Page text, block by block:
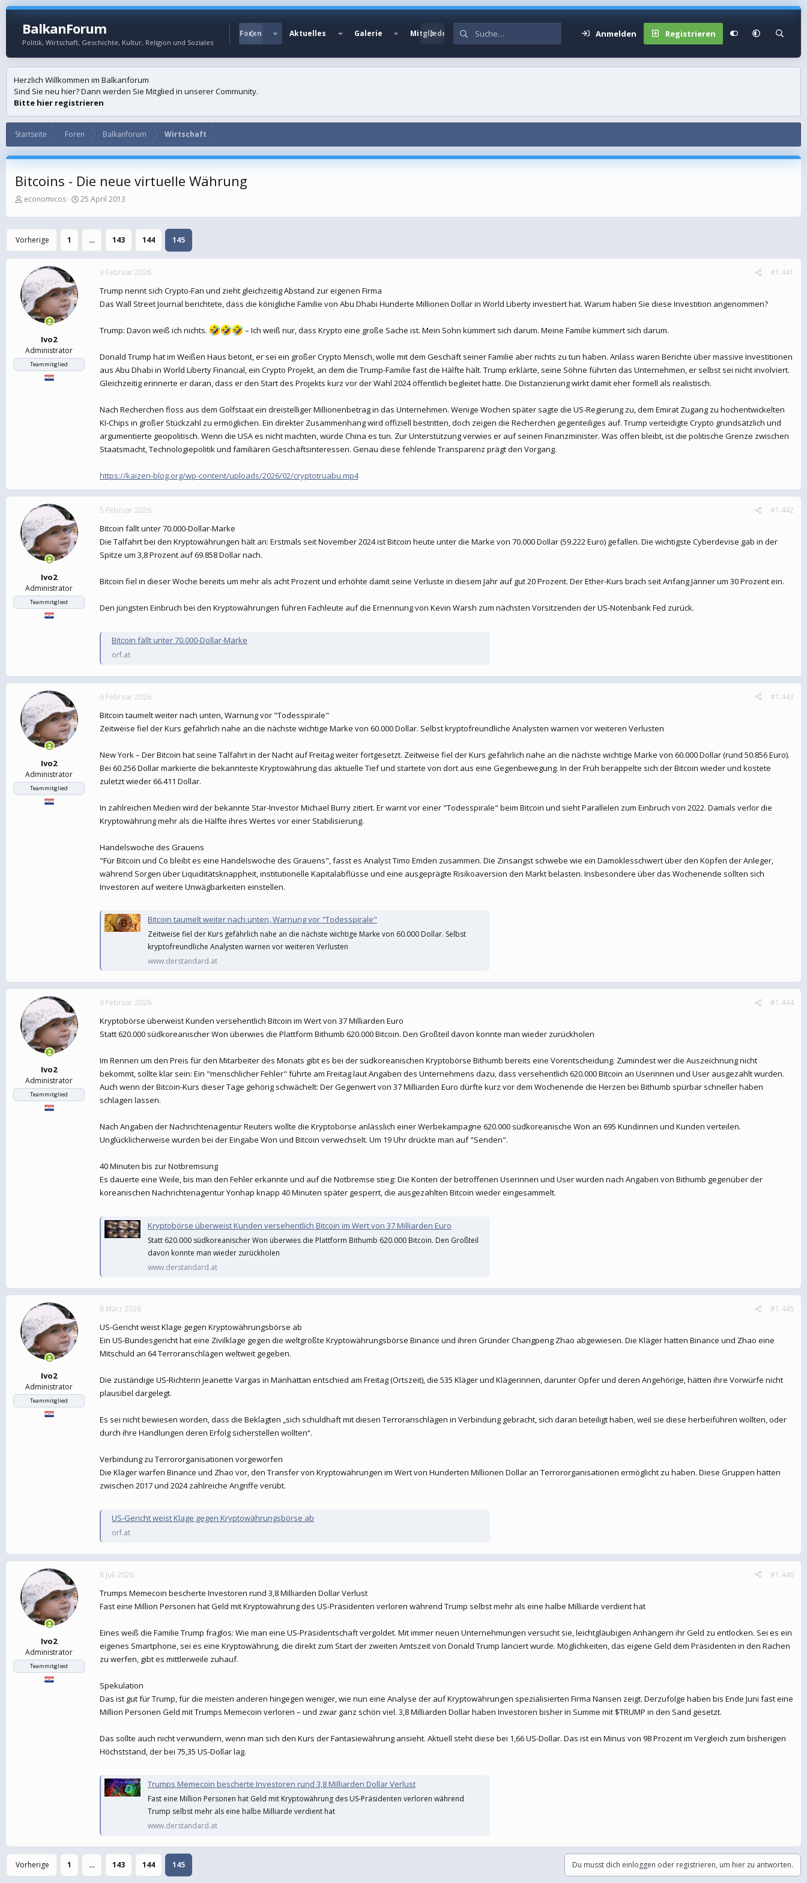
BalkanForum
Politik, Wirtschaft, Geschichte, Kultur, Religion und Soziales
Foren Aktuelles Galerie Mitglieder Anmelden Registrieren
Herzlich Willkommen im Balkanforum
Sind Sie neu hier? Dann werden Sie Mitglied in unserer Community.
Bitte hier registrieren
Startseite Foren Balkanforum Wirtschaft
Bitcoins - Die neue virtuelle Währung
E
s
t
e
l
e
r
economicos
E
s
25 April 2013
Vorherige 1 … 143 144 145
Ivo2
Administrator
Teammitglied
3 Februar 2026 #1.441
Trump nennt sich Crypto-Fan und zieht gleichzeitig Abstand zur eigenen Firma
Das Wall Street Journal berichtete, dass die königliche Familie von Abu Dhabi Hunderte Millionen Dollar in World Liberty investiert hat. Warum haben Sie diese Investition angenommen?
Trump: Davon weiß ich nichts. – Ich weiß nur, dass Krypto eine große Sache ist. Mein Sohn kümmert sich darum. Meine Familie kümmert sich darum.
Donald Trump hat im Weißen Haus betont, er sei ein großer Crypto Mensch, wolle mit dem Geschäft seiner Familie aber nichts zu tun haben. Anlass waren Berichte über massive Investitionen
aus Abu Dhabi in World Liberty Financial, ein Crypto Projekt, an dem die Trump-Familie fast die Hälfte hält. Trump erklärte, seine Söhne führten das Unternehmen, er selbst sei nicht involviert.
Gleichzeitig erinnerte er daran, dass er den Start des Projekts kurz vor der Wahl 2024 öffentlich begleitet hatte. Die Distanzierung wirkt damit eher formell als realistisch.
Nach Recherchen floss aus dem Golfstaat ein dreistelliger Millionenbetrag in das Unternehmen. Wenige Wochen später sagte die US-Regierung zu, dem Emirat Zugang zu hochentwickelten
KI-Chips in großer Stückzahl zu ermöglichen. Ein direkter Zusammenhang wird offiziell bestritten, doch zeigen die Recherchen gegenteiliges auf. Trump verteidigte Crypto grundsätzlich und
argumentierte geopolitisch. Wenn die USA es nicht machten, würde China es tun. Zur Unterstützung verwies er auf seinen Finanzminister. Was offen bleibt, ist die politische Grenze zwischen
Staatsmacht, Technologiepolitik und familiären Geschäftsinteressen. Genau diese fehlende Transparenz prägt den Vorgang.
https://kaizen-blog.org/wp-content/uploads/2026/02/cryptotruabu.mp4
Ivo2
Administrator
Teammitglied
5 Februar 2026 #1.442
Bitcoin fällt unter 70.000-Dollar-Marke
Die Talfahrt bei den Kryptowährungen hält an: Erstmals seit November 2024 ist Bitcoin heute unter die Marke von 70.000 Dollar (59.222 Euro) gefallen. Die wichtigste Cyberdevise gab in der
Spitze um 3,8 Prozent auf 69.858 Dollar nach.
Bitcoin fiel in dieser Woche bereits um mehr als acht Prozent und erhöhte damit seine Verluste in diesem Jahr auf gut 20 Prozent. Der Ether-Kurs brach seit Anfang Jänner um 30 Prozent ein.
Den jüngsten Einbruch bei den Kryptowährungen führen Fachleute auf die Ernennung von Kevin Warsh zum nächsten Vorsitzenden der US-Notenbank Fed zurück.
Bitcoin fällt unter 70.000-Dollar-Marke
orf.at
Ivo2
Administrator
Teammitglied
6 Februar 2026 #1.443
Bitcoin taumelt weiter nach unten, Warnung vor "Todesspirale"
Zeitweise fiel der Kurs gefährlich nahe an die nächste wichtige Marke von 60.000 Dollar. Selbst kryptofreundliche Analysten warnen vor weiteren Verlusten
New York – Der Bitcoin hat seine Talfahrt in der Nacht auf Freitag weiter fortgesetzt. Zeitweise fiel der Kurs gefährlich nahe an die nächste wichtige Marke von 60.000 Dollar (rund 50.856 Euro).
Bei 60.256 Dollar markierte die bekannteste Kryptowährung das aktuelle Tief und startete von dort aus eine Gegenbewegung. In der Früh berappelte sich der Bitcoin wieder und kostete
zuletzt wieder 66.411 Dollar.
In zahlreichen Medien wird der bekannte Star-Investor Michael Burry zitiert. Er warnt vor einer "Todesspirale" beim Bitcoin und sieht Parallelen zum Einbruch von 2022. Damals verlor die
Kryptowährung mehr als die Hälfte ihres Wertes vor einer Stabilisierung.
Handelswoche des Grauens
"Für Bitcoin und Co bleibt es eine Handelswoche des Grauens", fasst es Analyst Timo Emden zusammen. Die Zinsangst schwebe wie ein Damoklesschwert über den Köpfen der Anleger,
während Sorgen über Liquiditätsknappheit, institutionelle Kapitalabflüsse und eine ausgeprägte Risikoaversion den Markt belasten. Insbesondere über das Wochenende sollten sich
Investoren auf weitere Unwägbarkeiten einstellen.
Bitcoin taumelt weiter nach unten, Warnung vor "Todesspirale"
Zeitweise fiel der Kurs gefährlich nahe an die nächste wichtige Marke von 60.000 Dollar. Selbst
kryptofreundliche Analysten warnen vor weiteren Verlusten
www.derstandard.at
Ivo2
Administrator
Teammitglied
9 Februar 2026 #1.444
Kryptobörse überweist Kunden versehentlich Bitcoin im Wert von 37 Milliarden Euro
Statt 620.000 südkoreanischer Won überwies die Plattform Bithumb 620.000 Bitcoin. Den Großteil davon konnte man wieder zurückholen
Im Rennen um den Preis für den Mitarbeiter des Monats gibt es bei der südkoreanischen Kryptobörse Bithumb bereits eine Vorentscheidung. Zumindest wer die Auszeichnung nicht
bekommt, sollte klar sein: Ein "menschlicher Fehler" führte am Freitag laut Angaben des Unternehmens dazu, dass versehentlich 620.000 Bitcoin an Userinnen und User ausgezahlt wurden.
Auch wenn der Bitcoin-Kurs dieser Tage gehörig schwächelt: Der Gegenwert von 37 Milliarden Euro dürfte kurz vor dem Wochenende die Herzen bei Bithumb spürbar schneller haben
schlagen lassen.
Nach Angaben der Nachrichtenagentur Reuters wollte die Kryptobörse anlässlich einer Werbekampagne 620.000 südkoreanische Won an 695 Kundinnen und Kunden verteilen.
Unglücklicherweise wurden bei der Eingabe Won und Bitcoin verwechselt. Um 19 Uhr drückte man auf "Senden".
40 Minuten bis zur Notbremsung
Es dauerte eine Weile, bis man den Fehler erkannte und auf die Notbremse stieg: Die Konten der betroffenen Userinnen und User wurden nach Angaben von Bithumb gegenüber der
koreanischen Nachrichtenagentur Yonhap knapp 40 Minuten später gesperrt, die ausgezahlten Bitcoin wieder eingesammelt.
Kryptobörse überweist Kunden versehentlich Bitcoin im Wert von 37 Milliarden Euro
Statt 620.000 südkoreanischer Won überwies die Plattform Bithumb 620.000 Bitcoin. Den Großteil
davon konnte man wieder zurückholen
www.derstandard.at
Ivo2
Administrator
Teammitglied
8 März 2026 #1.445
US-Gericht weist Klage gegen Kryptowährungsbörse ab
Ein US-Bundesgericht hat eine Zivilklage gegen die weltgrößte Kryptowährungsbörse Binance und ihren Gründer Changpeng Zhao abgewiesen. Die Kläger hatten Binance und Zhao eine
Mitschuld an 64 Terroranschlägen weltweit gegeben.
Die zuständige US-Richterin Jeanette Vargas in Manhattan entschied am Freitag (Ortszeit), die 535 Kläger und Klägerinnen, darunter Opfer und deren Angehörige, hätten ihre Vorwürfe nicht
plausibel dargelegt.
Es sei nicht bewiesen worden, dass die Beklagten „sich schuldhaft mit diesen Terroranschlägen in Verbindung gebracht, sich daran beteiligt haben, weil sie diese herbeiführen wollten, oder
durch ihre Handlungen deren Erfolg sicherstellen wollten“.
Verbindung zu Terrororganisationen vorgeworfen
Die Kläger warfen Binance und Zhao vor, den Transfer von Kryptowährungen im Wert von Hunderten Millionen Dollar an Terrororganisationen ermöglicht zu haben. Diese Gruppen hätten
zwischen 2017 und 2024 zahlreiche Angriffe verübt.
US-Gericht weist Klage gegen Kryptowährungsbörse ab
orf.at
Ivo2
Administrator
Teammitglied
8 Juli 2026 #1.446
Trumps Memecoin bescherte Investoren rund 3,8 Milliarden Dollar Verlust
Fast eine Million Personen hat Geld mit Kryptowährung des US-Präsidenten verloren während Trump selbst mehr als eine halbe Milliarde verdient hat
Eines weiß die Familie Trump fraglos: Wie man eine US-Präsidentschaft vergoldet. Mit immer neuen Unternehmungen versucht sie, leichtgläubigen Anhängern ihr Geld zu entlocken. Sei es ein
eigenes Smartphone, sei es eine Kryptowährung, die direkt zum Start der zweiten Amtszeit von Donald Trump lanciert wurde. Möglichkeiten, das eigene Geld dem Präsidenten in den Rachen
zu werfen, gibt es mittlerweile zuhauf.
Spekulation
Das ist gut für Trump, für die meisten anderen hingegen weniger, wie nun eine Analyse der auf Kryptowährungen spezialisierten Firma Nansen zeigt. Derzufolge haben bis Ende Juni fast eine
Million Personen Geld mit Trumps Memecoin verloren – und zwar ganz schön viel. 3,8 Milliarden Dollar haben Investoren bisher in Summe mit $TRUMP in den Sand gesetzt.
Das sollte auch nicht verwundern, wenn man sich den Kurs der Fantasiewährung ansieht. Aktuell steht diese bei 1,66 US-Dollar. Das ist ein Minus von 98 Prozent im Vergleich zum bisherigen
Höchststand, der bei 75,35 US-Dollar lag.
Trumps Memecoin bescherte Investoren rund 3,8 Milliarden Dollar Verlust
Fast eine Million Personen hat Geld mit Kryptowährung des US-Präsidenten verloren während
Trump selbst mehr als eine halbe Milliarde verdient hat
www.derstandard.at
Vorherige 1 … 143 144 145 Du musst dich einloggen oder registrieren, um hier zu antworten.